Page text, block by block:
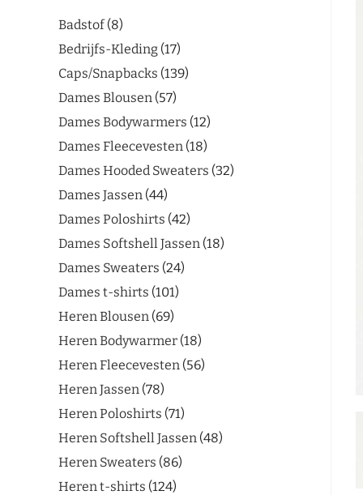
Badstof 8
Bedrijfs-Kleding 17
Caps/Snapbacks 139
Dames Blousen 57
Dames Bodywarmers 12
Dames Fleecevesten 18
Dames Hooded Sweaters 32
Dames Jassen 44
Dames Poloshirts 42
Dames Softshell Jassen 18
Dames Sweaters 24
Dames t-shirts 101
Heren Blousen 69
Heren Bodywarmer 18
Heren Fleecevesten 56
Heren Jassen 78
Heren Poloshirts 71
Heren Softshell Jassen 48
Heren Sweaters 86
Heren t-shirts 124